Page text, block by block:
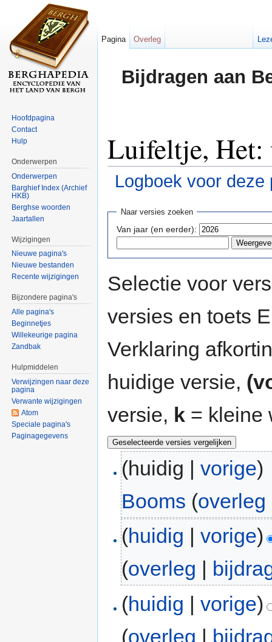
Bijdragen aan
Luifeltje, Het:
Logboek voor deze
Naar versies zoeken
Van jaar (en eerder):
Selectie voor
versies en toets
Verklaring
huidige versie,
versie, k = kleine
(huidig |vorige)
Booms (overleg
(huidig |vorige)
(overleg
(huidig |vorige)
(overleg |
Pagina Overleg
Hoofdpagina
Contact
Hulp
Onderwerpen
Onderwerpen
Barghief Index (Archief
HKB)
Berghse woorden
Jaartallen
Wijzigingen
Nieuwe pagina's
Nieuwe bestanden
Recente wijzigingen
Bijzondere pagina's
Alle pagina's
Beginnetjes
Willekeurige pagina
Zandbak
Hulpmiddelen
Verwijzingen naar deze
pagina
Verwante wijzigingen
Atom
Speciale pagina's
Paginagegevens